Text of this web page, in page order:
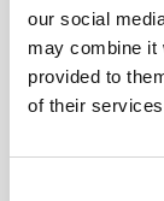
our social
may combine it
provided to
of their